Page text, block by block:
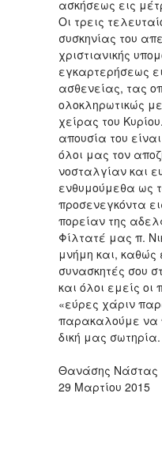
ασκήσεως εις
Οι τρεις
συσκηνίας του
χριστιανικής
εγκαρτερήσεως
ασθενείας, τας
ολοκληρωτικώς
χείρας του
απουσία του
όλοι μας τον
νοσταλγίαν και
ενθυμούμεθα ως
προσενεγκόντα
πορείαν της
Φίλτατέ μας π.
μνήμη και, καθώς
συνασκητές σου
και όλοι εμείς οι
«εύρες χάριν
παρακαλούμε να
δική μας σωτηρία.
Θανάσης Νάστας
29 Μαρτίου 2015